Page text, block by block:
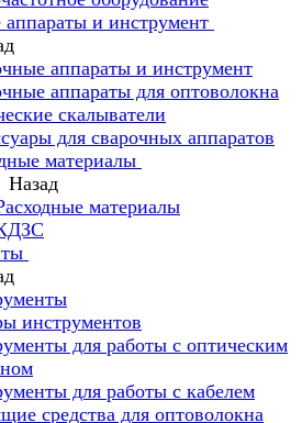
и инструмент
аппараты и инструмент
аппараты для оптоволокна
скалыватели
для сварочных аппаратов
материалы
Назад
материалы
инструментов
для работы с оптическим
для работы с кабелем
средства для оптоволокна